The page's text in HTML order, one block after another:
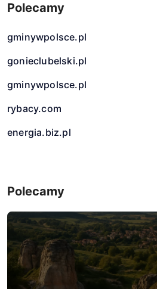
Polecamy
gminywpolsce.pl
gonieclubelski.pl
gminywpolsce.pl
rybacy.com
energia.biz.pl
Polecamy